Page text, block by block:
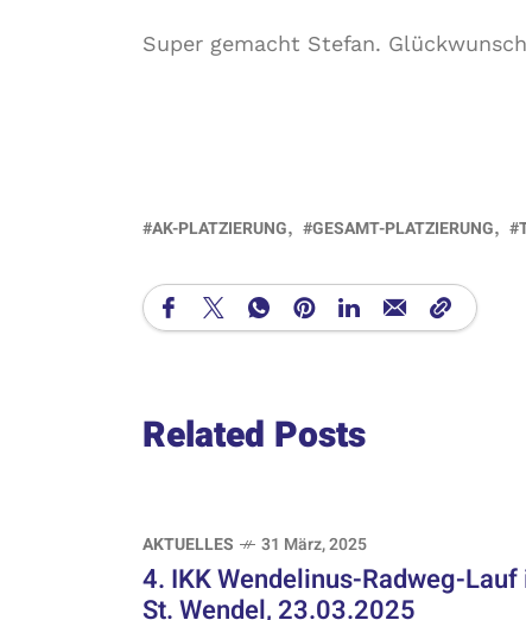
Super gemacht Stefan.
AK-PLATZIERUNG GESAMT-PLATZIERUNG
Related Posts
AKTUELLES 31 März, 2025
4. IKK Wendelinus-Radweg-Lauf
St. Wendel, 23.03.2025